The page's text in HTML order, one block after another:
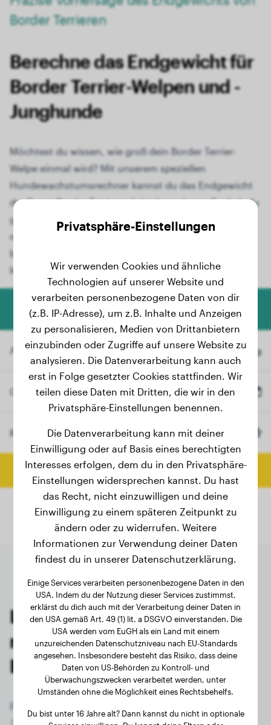
Border Terrieren
Berechne das Endgewicht für
Border Terrier-Welpen und -
Junghunde
Möchtest du wissen, wie groß dein Border Terrier-
Welpe einmal wird? Mit unserem speziellen
Hundewachstumsrechner kannst du das Endgewicht
der Rasse Border Terrier präzise berechnen. Egal ob du
gerade einen niedlichen Border Terrier-Welpen hast
oder dein Junghund heranwächst, unser
benutzerfreundliches Tool liefert dir wertvolle
Informationen.
Hundegewicht-Rechner
Aktuelles Gewicht kg
Geburtsdatum
Rasse (Optional) Border Terrier
Endgewicht berechnen
Letzte Wiegungen von
registrierten Border Terrier-
Besitzern
Registriere dich jetzt kostenlos und erhalte
Privatsphäre-Einstellungen
Wir verwenden Cookies und ähnliche
Technologien auf unserer Website und
verarbeiten personenbezogene Daten von dir
(z.B. IP-Adresse), um z.B. Inhalte und Anzeigen
zu personalisieren, Medien von Drittanbietern
einzubinden oder Zugriffe auf unsere Website zu
analysieren. Die Datenverarbeitung kann auch
erst in Folge gesetzter Cookies stattfinden. Wir
teilen diese Daten mit Dritten, die wir in den
Privatsphäre-Einstellungen benennen.
Die Datenverarbeitung kann mit deiner
Einwilligung oder auf Basis eines berechtigten
Interesses erfolgen, dem du in den Privatsphäre-
Einstellungen widersprechen kannst. Du hast
das Recht, nicht einzuwilligen und deine
Einwilligung zu einem späteren Zeitpunkt zu
ändern oder zu widerrufen. Weitere
Informationen zur Verwendung deiner Daten
findest du in unserer Datenschutzerklärung.
Einige Services verarbeiten personenbezogene Daten in den
USA. Indem du der Nutzung dieser Services zustimmst,
erklärst du dich auch mit der Verarbeitung deiner Daten in
den USA gemäß Art. 49 (1) lit. a DSGVO einverstanden. Die
USA werden vom EuGH als ein Land mit einem
unzureichenden Datenschutzniveau nach EU-Standards
angesehen. Insbesondere besteht das Risiko, dass deine
Daten von US-Behörden zu Kontroll- und
Überwachungszwecken verarbeitet werden, unter
Umständen ohne die Möglichkeit eines Rechtsbehelfs.
Du bist unter 16 Jahre alt? Dann kannst du nicht in optionale